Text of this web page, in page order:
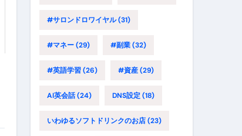
#サロンドロワイヤル(31)
#マネー(29) #副業(32)
#英語学習(26) #資産(29)
AI英会話(24) DNS設定(18)
いわゆるソフトドリンクのお店(23)